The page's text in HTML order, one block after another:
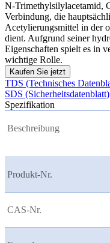
N-Trimethylsilylacetamid,
Verbindung, die
Acetylierungsmittel in der
dient. Aufgrund seiner
Eigenschaften spielt es in
wichtige Rolle.
Kaufen Sie jetzt
TDS (Technisches
SDS (Sicherheitsdatenblatt)
Spezifikation
Beschreibung
Produkt-Nr.
CAS-Nr.